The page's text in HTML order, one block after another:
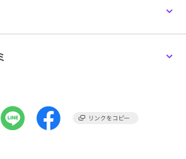
イメージになります。
が異なる場合がありますので、予め御了承くだ
返品を承ります
キャラクターズショップ ラフラ
フ